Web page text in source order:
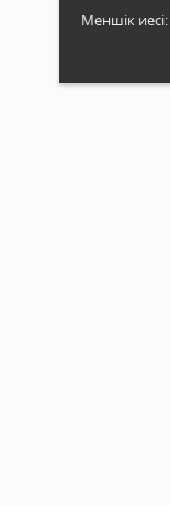
Меншік иесі: